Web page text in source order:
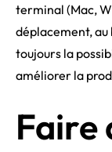
terminal (Mac,
déplacement, au
toujours la
améliorer la
Faire